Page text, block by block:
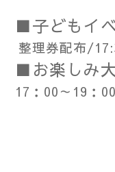
■子どもイ
整理券配布/
■お楽しみ
17：00～19：